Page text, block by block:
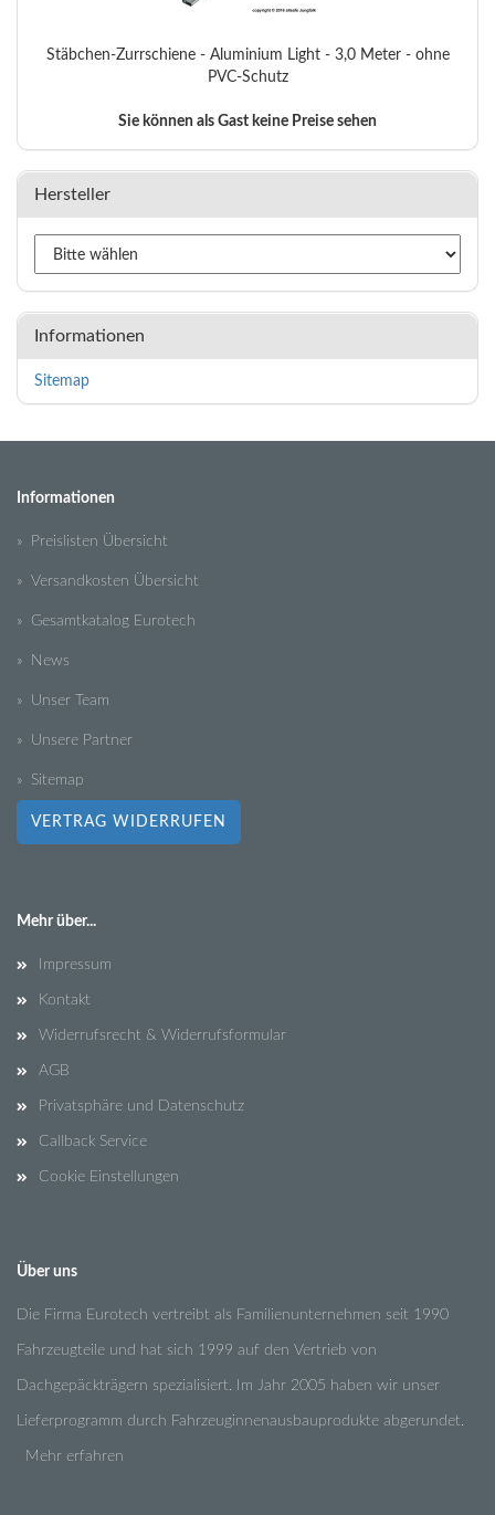
Stäbchen-Zurrschiene - Aluminium Light - 3,0 Meter - ohne
PVC-Schutz
Sie können als Gast keine Preise sehen
Hersteller
Informationen
Sitemap
Informationen
» Preislisten Übersicht
» Versandkosten Übersicht
» Gesamtkatalog Eurotech
» News
» Unser Team
» Unsere Partner
» Sitemap
VERTRAG WIDERRUFEN
Mehr über...
Impressum
Kontakt
Widerrufsrecht & Widerrufsformular
AGB
Privatsphäre und Datenschutz
Callback Service
Cookie Einstellungen
Über uns
Die Firma Eurotech vertreibt als Familienunternehmen seit 1990
Fahrzeugteile und hat sich 1999 auf den Vertrieb von
Dachgepäckträgern spezialisiert. Im Jahr 2005 haben wir unser
Lieferprogramm durch Fahrzeuginnenausbauprodukte abgerundet.
Mehr erfahren